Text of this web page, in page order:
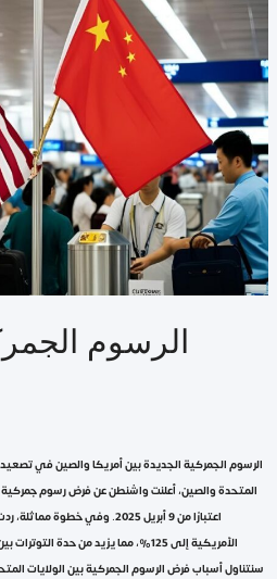
الرسوم
الرسوم الجمركية الجديدة بين أمريكا والصين في تصعيد
اعتبارًا من 9 أبريل 2025. وفي
الأمريكية إلى 125%، مما يزيد من حدة
سنتناول أسباب فرض الرسوم الجمركية بين الولايات